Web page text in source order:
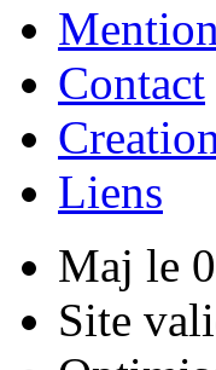
Contact
Liens
Maj le
Site